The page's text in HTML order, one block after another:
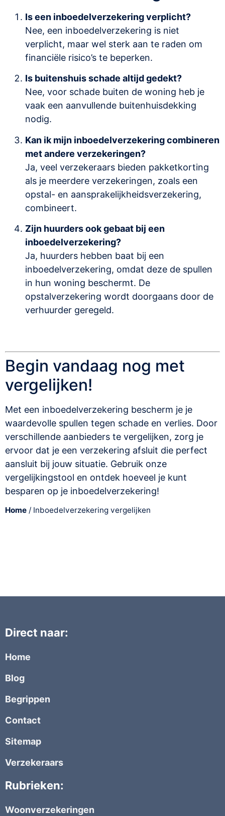
Is een inboedelverzekering verplicht?
Nee, een inboedelverzekering is niet
verplicht, maar wel sterk aan te raden om
financiële risico’s te beperken.
Is buitenshuis schade altijd gedekt?
Nee, voor schade buiten de woning heb je
vaak een aanvullende buitenhuisdekking
nodig.
Kan ik mijn inboedelverzekering combineren
met andere verzekeringen?
Ja, veel verzekeraars bieden pakketkorting
als je meerdere verzekeringen, zoals een
opstal- en aansprakelijkheidsverzekering,
combineert.
Zijn huurders ook gebaat bij een
inboedelverzekering?
Ja, huurders hebben baat bij een
inboedelverzekering, omdat deze de spullen
in hun woning beschermt. De
opstalverzekering wordt doorgaans door de
verhuurder geregeld.
Begin vandaag nog met
vergelijken!
Met een inboedelverzekering bescherm je je
waardevolle spullen tegen schade en verlies. Door
verschillende aanbieders te vergelijken, zorg je
ervoor dat je een verzekering afsluit die perfect
aansluit bij jouw situatie. Gebruik onze
vergelijkingstool en ontdek hoeveel je kunt
besparen op je inboedelverzekering!
Home / Inboedelverzekering vergelijken
Direct naar:
Home
Blog
Begrippen
Contact
Sitemap
Verzekeraars
Rubrieken:
Woonverzekeringen